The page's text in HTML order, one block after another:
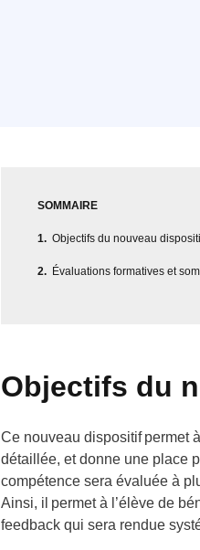
SOMMAIRE
Objectifs du nouveau
Évaluations formatives et
Objectifs du
Ce nouveau dispositif permet
détaillée, et donne une place
compétence sera évaluée à
Ainsi, il permet à l’élève de
feedback qui sera rendue